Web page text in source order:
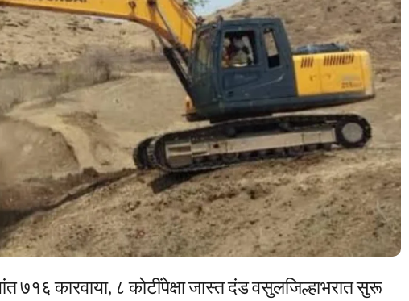
७१६ कारवाया, ८ कोटींपेक्षा जास्त दंड वसुलजिल्हाभरात सुरू